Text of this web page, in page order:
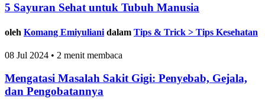
5 Sayuran Sehat untuk Tubuh Manusia
oleh Komang Emiyuliani dalam Tips & Trick > Tips Kesehatan
08 Jul 2024 • 2 menit membaca
Mengatasi Masalah Sakit Gigi: Penyebab, Gejala,
dan Pengobatannya